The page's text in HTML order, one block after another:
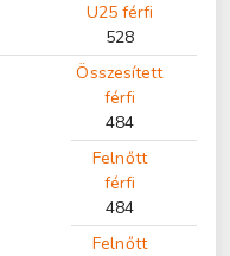
U25 férfi
528
Összesített
férfi
484
Felnőtt
férfi
484
Felnőtt